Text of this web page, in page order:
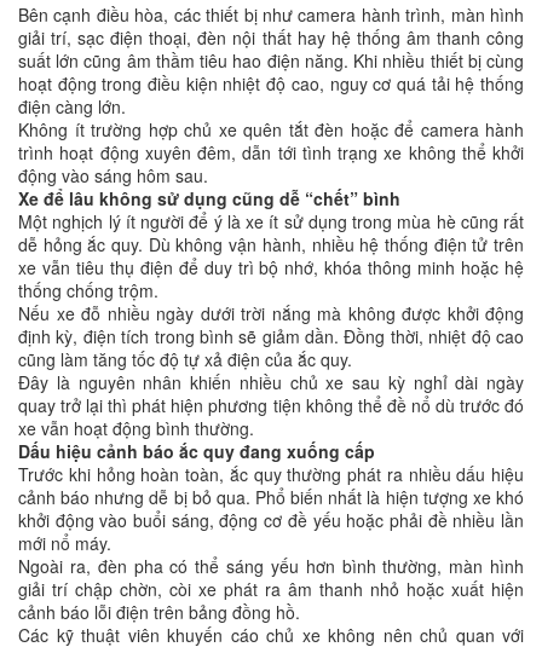
Bên cạnh điều hòa, các thiết bị như camera hành trình, màn hình
giải trí, sạc điện thoại, đèn nội thất hay hệ thống âm thanh công
suất lớn cũng âm thầm tiêu hao điện năng. Khi nhiều thiết bị cùng
hoạt động trong điều kiện nhiệt độ cao, nguy cơ quá tải hệ thống
điện càng lớn.
Không ít trường hợp chủ xe quên tắt đèn hoặc để camera hành
trình hoạt động xuyên đêm, dẫn tới tình trạng xe không thể khởi
động vào sáng hôm sau.
Xe để lâu không sử dụng cũng dễ “chết” bình
Một nghịch lý ít người để ý là xe ít sử dụng trong mùa hè cũng rất
dễ hỏng ắc quy. Dù không vận hành, nhiều hệ thống điện tử trên
xe vẫn tiêu thụ điện để duy trì bộ nhớ, khóa thông minh hoặc hệ
thống chống trộm.
Nếu xe đỗ nhiều ngày dưới trời nắng mà không được khởi động
định kỳ, điện tích trong bình sẽ giảm dần. Đồng thời, nhiệt độ cao
cũng làm tăng tốc độ tự xả điện của ắc quy.
Đây là nguyên nhân khiến nhiều chủ xe sau kỳ nghỉ dài ngày
quay trở lại thì phát hiện phương tiện không thể đề nổ dù trước đó
xe vẫn hoạt động bình thường.
Dấu hiệu cảnh báo ắc quy đang xuống cấp
Trước khi hỏng hoàn toàn, ắc quy thường phát ra nhiều dấu hiệu
cảnh báo nhưng dễ bị bỏ qua. Phổ biến nhất là hiện tượng xe khó
khởi động vào buổi sáng, động cơ đề yếu hoặc phải đề nhiều lần
mới nổ máy.
Ngoài ra, đèn pha có thể sáng yếu hơn bình thường, màn hình
giải trí chập chờn, còi xe phát ra âm thanh nhỏ hoặc xuất hiện
cảnh báo lỗi điện trên bảng đồng hồ.
Các kỹ thuật viên khuyến cáo chủ xe không nên chủ quan với